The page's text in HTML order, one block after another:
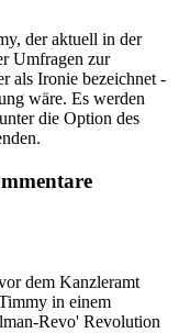
der aktuell in der
Umfragen zur
als Ironie bezeichnet -
wäre. Es werden
die Option des
dem Kanzleramt
in einem
Revo' Revolution